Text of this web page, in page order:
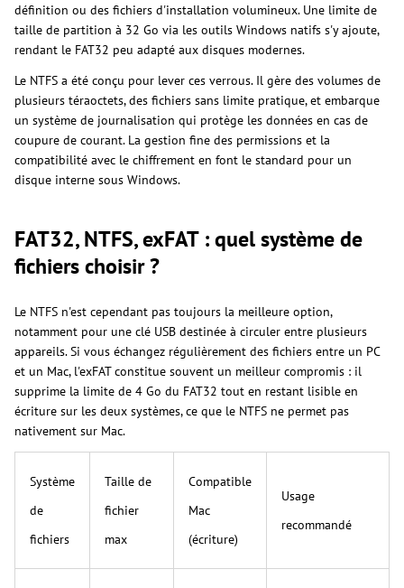
définition ou des fichiers d'installation volumineux. Une limite de
taille de partition à 32 Go via les outils Windows natifs s'y ajoute,
rendant le FAT32 peu adapté aux disques modernes.
Le NTFS a été conçu pour lever ces verrous. Il gère des volumes de
plusieurs téraoctets, des fichiers sans limite pratique, et embarque
un système de journalisation qui protège les données en cas de
coupure de courant. La gestion fine des permissions et la
compatibilité avec le chiffrement en font le standard pour un
disque interne sous Windows.
FAT32, NTFS, exFAT : quel système de
fichiers choisir ?
Le NTFS n'est cependant pas toujours la meilleure option,
notamment pour une clé USB destinée à circuler entre plusieurs
appareils. Si vous échangez régulièrement des fichiers entre un PC
et un Mac, l'exFAT constitue souvent un meilleur compromis : il
supprime la limite de 4 Go du FAT32 tout en restant lisible en
écriture sur les deux systèmes, ce que le NTFS ne permet pas
nativement sur Mac.
Système
de
fichiers
Taille de
fichier
max
Compatible
Mac
(écriture)
Usage
recommandé